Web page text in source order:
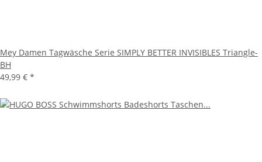
Mey Damen Tagwäsche Serie SIMPLY BETTER INVISIBLES Triangle-
BH
49,99 € *